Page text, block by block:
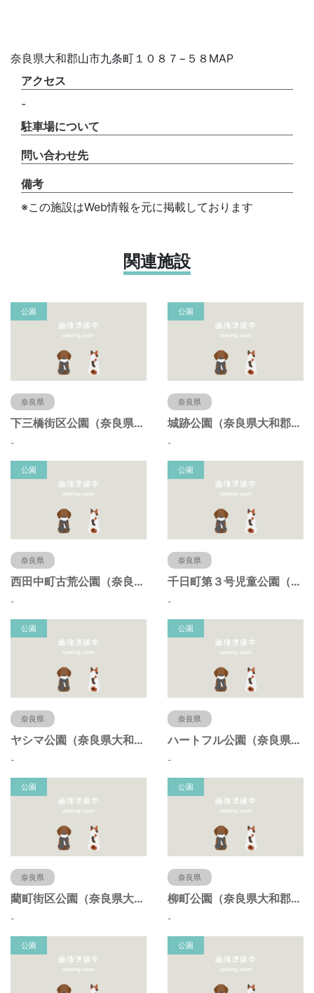
奈良県大和郡山市九条町１０８７−５８MAP
アクセス
-
駐車場について
問い合わせ先
備考
※この施設はWeb情報を元に掲載しております
関連施設
公園
奈良県
下三橋街区公園（奈良県大和郡山市）
-
公園
奈良県
城跡公園（奈良県大和郡山市）
-
公園
奈良県
西田中町古荒公園（奈良県大和郡山市）
-
公園
奈良県
千日町第３号児童公園（奈良県大和郡山市）
-
公園
奈良県
ヤシマ公園（奈良県大和郡山市）
-
公園
奈良県
ハートフル公園（奈良県大和郡山市）
-
公園
奈良県
藺町街区公園（奈良県大和郡山市）
-
公園
奈良県
柳町公園（奈良県大和郡山市）
-
公園 公園